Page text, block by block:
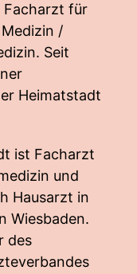
Facharzt für
/
Seit
Heimatstadt
ist Facharzt
und
Hausarzt in
Wiesbaden.
des